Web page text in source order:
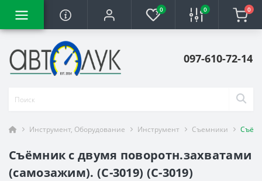
0 0 0
097-610-72-14
Инструмент, Оборудование Инструмент Съемники
Съёмник с двумя поворотн.захватами
(самозажим). (С-3019) (С-3019)